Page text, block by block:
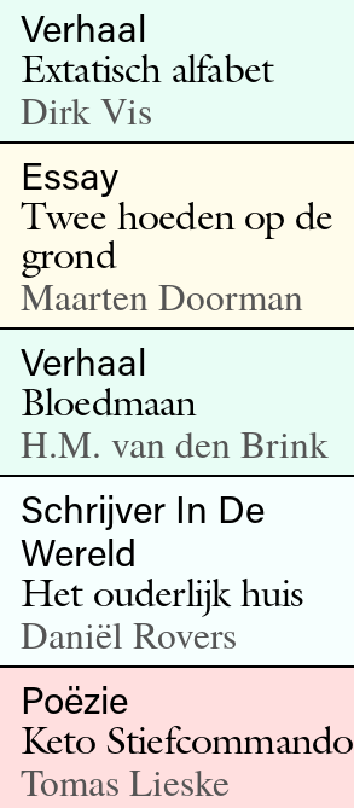
Verhaal
Extatisch alfabet
Dirk Vis
Essay
Twee hoeden op de
grond
Maarten Doorman
Verhaal
Bloedmaan
H.M. van den Brink
Schrijver In De
Wereld
Het ouderlijk huis
Daniël Rovers
Poëzie
Keto Stiefcommando
Tomas Lieske